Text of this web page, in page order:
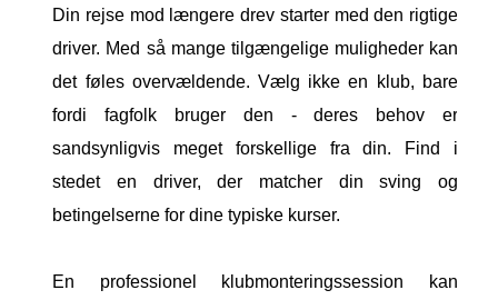
Din rejse mod længere drev starter med den rigtige
driver. Med så mange tilgængelige muligheder kan
det føles overvældende. Vælg ikke en klub, bare
fordi fagfolk bruger den - deres behov er
sandsynligvis meget forskellige fra din. Find i
stedet en driver, der matcher din sving og
betingelserne for dine typiske kurser.
En professionel klubmonteringssession kan